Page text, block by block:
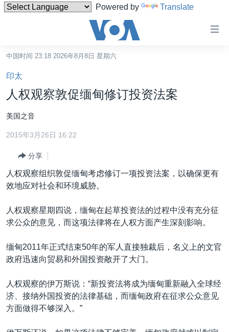
Powered by Translate
碍
链
接
跳
转
内
转
到
航
跳
到
检
中国
台湾
港澳
国际
最新国际新闻
中东
非洲
全球议题
分类新闻
人权·法律·宗教
军事
环境
热点专题
国会报道
美国建国250周年
埃博拉疫情
VOA今日焦点
关注我们
中国时间 23:18 2026年8月8日 星期六
印太
人权观察敦促缅甸修订投资法案
美国之音
2015年3月26日 16:22
分享
人权观察组织敦促缅甸考虑修订一项投资法案，以确保更有
效地应对社会和环境威胁。
人权观察星期四说，缅甸在起草投资法的过程中没有充分征
求公众的意见，而这项法律将在人权方面产生深刻影响。
缅甸2011年正式结束50年的军人直接独裁后，名义上的文官
政府迅速向贸易和外国投资敞开了大门。
人权观察的伊万斯说：“新投资法将成为缅甸重新融入全球经
济、接纳外国投资的法律基础，而缅甸政府在征求公众意见
方面做得不够深入。”